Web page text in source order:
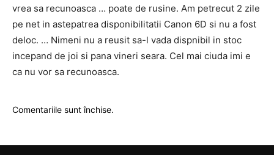
vrea sa recunoasca … poate de rusine. Am petrecut 2 zile
pe net in astepatrea disponibilitatii Canon 6D si nu a fost
deloc. … Nimeni nu a reusit sa-l vada dispnibil in stoc
incepand de joi si pana vineri seara. Cel mai ciuda imi e
ca nu vor sa recunoasca.
Comentariile sunt închise.